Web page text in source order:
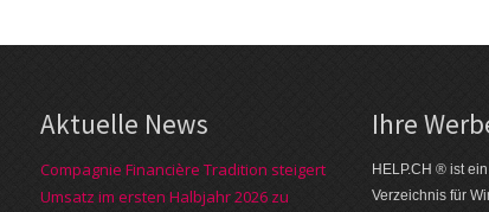
Aktuelle News
Compagnie Financière Tradition steigert
Umsatz im ersten Halbjahr 2026 zu
Ihre
HELP.CH ® ist
Verzeichnis für